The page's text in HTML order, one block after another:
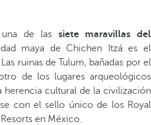
una de las siete maravillas del
maya de Chichen Itzá es el
ruinas de Tulum, bañadas por el
de los lugares arqueológicos
herencia cultural de la civilización
con el sello único de los Royal
en México.